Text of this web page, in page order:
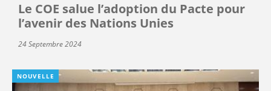
Le COE salue l’adoption du Pacte pour
l’avenir des Nations Unies
24 Septembre 2024
NOUVELLE